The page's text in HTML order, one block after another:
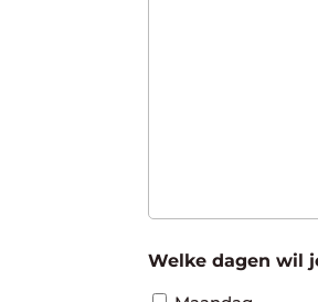
Welke dagen wil